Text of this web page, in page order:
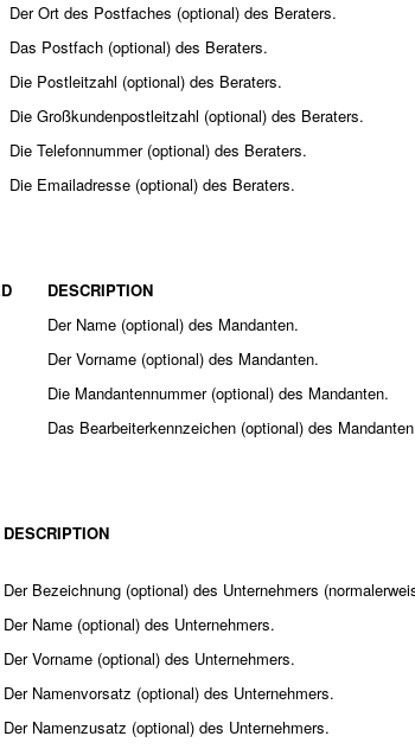
Der Ort des Postfaches (optional) des Beraters.
Das Postfach (optional) des Beraters.
Die Postleitzahl (optional) des Beraters.
Die Großkundenpostleitzahl (optional) des Beraters.
Die Telefonnummer (optional) des Beraters.
Die Emailadresse (optional) des Beraters.
DESCRIPTION
Der Name (optional) des Mandanten.
Der Vorname (optional) des Mandanten.
Die Mandantennummer (optional) des Mandanten.
Das Bearbeiterkennzeichen (optional) des
DESCRIPTION
Der Bezeichnung (optional) des Unternehmers
Der Name (optional) des Unternehmers.
Der Vorname (optional) des Unternehmers.
Der Namenvorsatz (optional) des Unternehmers.
Der Namenzusatz (optional) des Unternehmers.